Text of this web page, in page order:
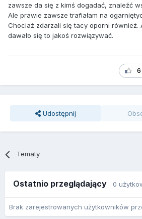
zawsze da się z kimś dogadać, znaleźć
Ale prawie zawsze trafiałam na
Chociaż zdarzali się tacy oporni również.
dawało się to jakoś rozwiązywać.
6
Udostępnij
Tematy
Ostatnio przeglądający 0
Brak zarejestrowanych użytkowników